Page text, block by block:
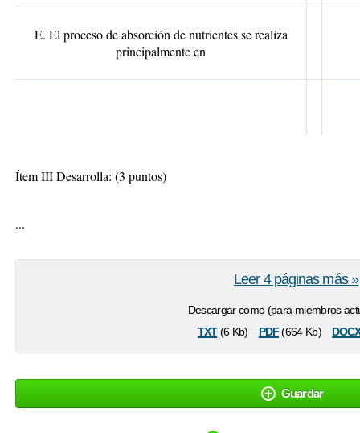
E. El proceso de absorción de nutrientes se realiza
principalmente en
Ítem III Desarrolla: (3 puntos)
...
Descargar como (para miembros
txt(6 Kb) pdf(664 Kb)
Leer 4 páginas más »
Guardar